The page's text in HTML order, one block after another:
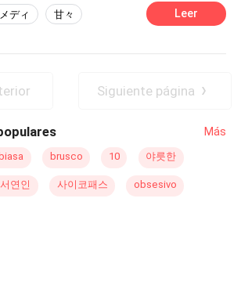
族をレンタルします】 ザックが
のは、人生で最もつらい時を過ごしな
2. 君を必ず手に入れる3. やんちゃなあ
の檻5. もう一度信じる6. 君のために戦
、無垢な眼差しと欲望を漂わせる身体
な嵐のように彼の人生へ入り込んでく
ディ 甘々 Leer
Siguiente página
Más
brusco 10 야릇한
연인 사이코패스 obsesivo